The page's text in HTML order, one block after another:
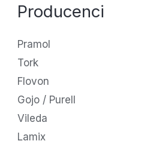
Producenci
Pramol
Tork
Flovon
Gojo / Purell
Vileda
Lamix